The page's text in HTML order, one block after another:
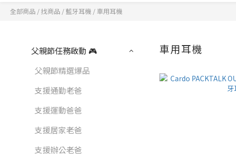
全部商品 /找商品 /藍牙耳機 /車用耳機
父親節任務啟動 🎮
父親節精選爆品
支援通勤老爸
支援運動爸爸
支援居家老爸
支援辦公老爸
車用耳機